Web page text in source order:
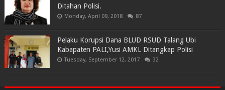
Ditahan Polisi.
Monday, April 09, 2018 87
Pelaku Korupsi Dana BLUD RSUD Talang Ubi
Kabapaten PALI,Yusi AMKL Ditangkap Polisi
Tuesday, September 12, 2017 32